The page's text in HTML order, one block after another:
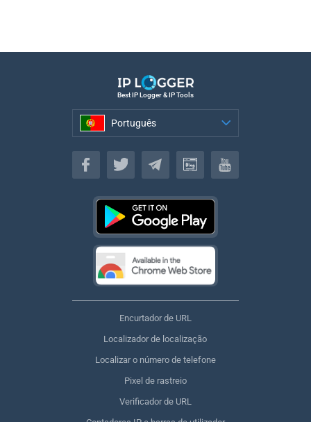
Best IP Logger & IP Tools
Português
Português
Encurtador de URL
Localizador de localização
Localizar o número de telefone
Pixel de rastreio
Verificador de URL